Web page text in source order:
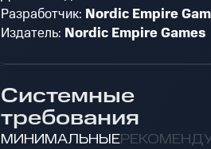
Разработчик: Nordic Empire
Издатель: Nordic Empire Games
Системные
требования
МИНИМАЛЬНЫЕ